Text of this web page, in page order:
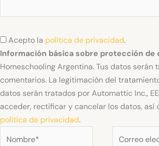
Acepto la política de privacidad.
Información básica sobre protección de
Homeschooling Argentina. Tus datos
comentarios. La legitimación del
datos serán tratados por Automattic Inc.,
acceder, rectificar y cancelar los datos, así
política de privacidad.